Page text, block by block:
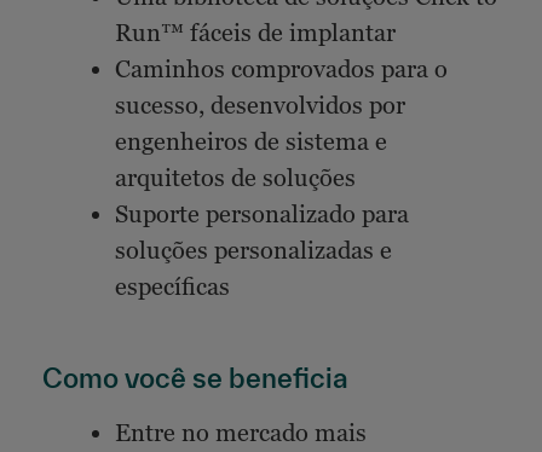
Run™ fáceis de implantar
Caminhos comprovados para o
sucesso, desenvolvidos por
engenheiros de sistema e
arquitetos de soluções
Suporte personalizado para
soluções personalizadas e
específicas
Como você se beneficia
Entre no mercado mais